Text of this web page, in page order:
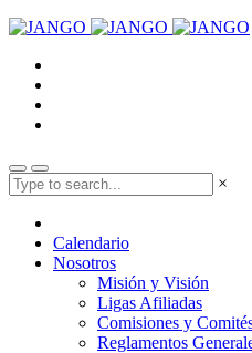
×
Calendario
Nosotros
Misión y Visión
Ligas Afiliadas
Comisiones y
Reglamentos